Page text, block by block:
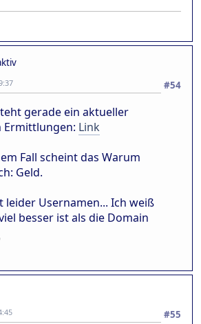
#54
gerade ein aktueller
Ermittlungen: Link
Fall scheint das Warum
Geld.
leider Usernamen... Ich weiß
besser ist als die Domain
#55